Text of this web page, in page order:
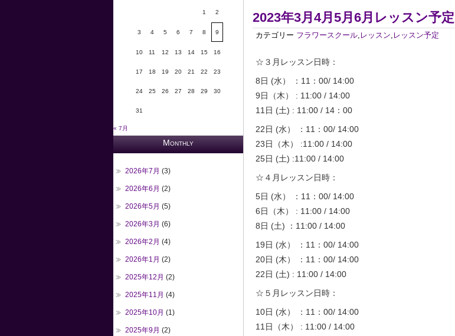
2023年3月4月5月6月レッスン予定
カテゴリー フラワースクール, レッスン, レッスン予定
☆３月レッスン日時：
8日 (水） ：11：00/ 14:00
9日（木） : 11:00 / 14:00
11日 (土) : 11:00 / 14：00
22日 (水） ：11：00/ 14:00
23日（木） :11:00 / 14:00
25日 (土) :11:00 / 14:00
☆４月レッスン日時：
5日 (水） ：11：00/ 14:00
6日（木） : 11:00 / 14:00
8日 (土) ：11:00 / 14:00
19日 (水） ：11：00/ 14:00
20日 (木） ：11：00/ 14:00
22日 (土) : 11:00 / 14:00
☆５月レッスン日時：
10日 (水） ：11：00/ 14:00
11日（木） : 11:00 / 14:00
1 2
3 4 5 6 7 8 9
10 11 12 13 14 15 16
17 18 19 20 21 22 23
24 25 26 27 28 29 30
31
« 7月
Monthly
2026年7月 (3)
2026年6月 (2)
2026年5月 (5)
2026年3月 (6)
2026年2月 (4)
2026年1月 (2)
2025年12月 (2)
2025年11月 (4)
2025年10月 (1)
2025年9月 (2)